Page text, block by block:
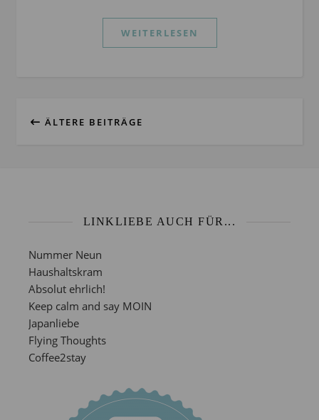
WEITERLESEN
ÄLTERE BEITRÄGE
LINKLIEBE AUCH FÜR...
Nummer Neun
Haushaltskram
Absolut ehrlich!
Keep calm and say MOIN
Japanliebe
Flying Thoughts
Coffee2stay